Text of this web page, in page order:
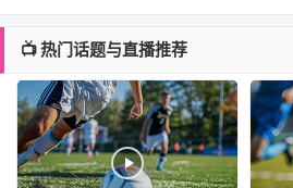
📺 热门话题与直播推荐